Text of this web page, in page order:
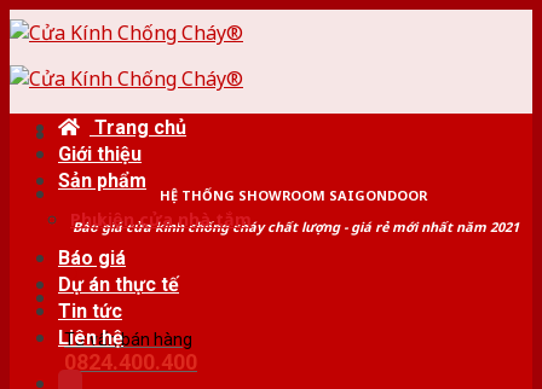
Skip
content
HỆ THỐNG SHOWROOM SAIGONDOOR
Báo giá cửa kính chống cháy chất lượng - giá rẻ mới nhất năm 2021
Tư vấn bán hàng
0824.400.400
Trang chủ
Giới thiệu
Sản phẩm
Phụ kiện cửa nhà tắm
Báo giá
Dự án thực tế
Tin tức
Liên hệ